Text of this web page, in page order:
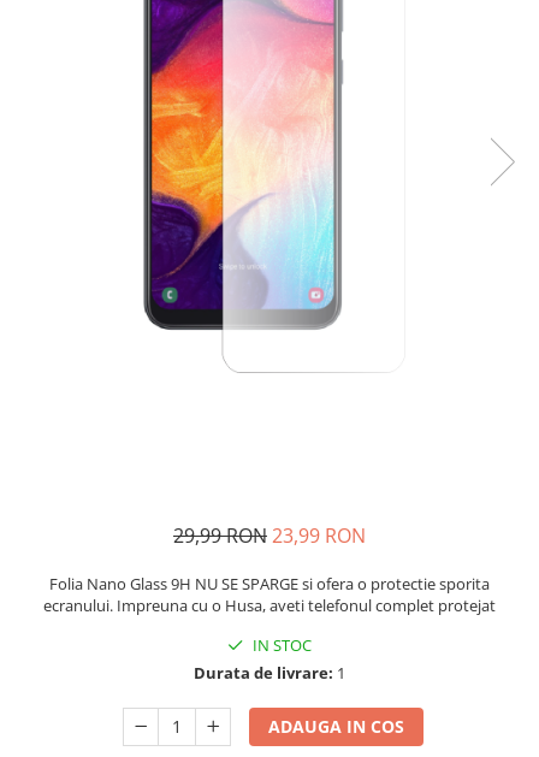
29,99 RON23,99 RON
Folia Nano Glass 9H NU SE SPARGE si ofera o protectie sporita
ecranului. Impreuna cu o Husa, aveti telefonul complet protejat
IN STOC
Durata de livrare: 1
ADAUGA IN COS